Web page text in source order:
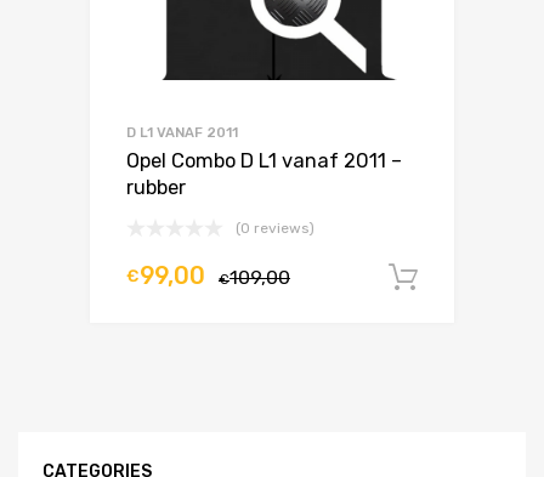
D L1 VANAF 2011
Opel Combo D L1 vanaf 2011 –
rubber
(0 reviews)
€109,00
€99,00
CATEGORIES